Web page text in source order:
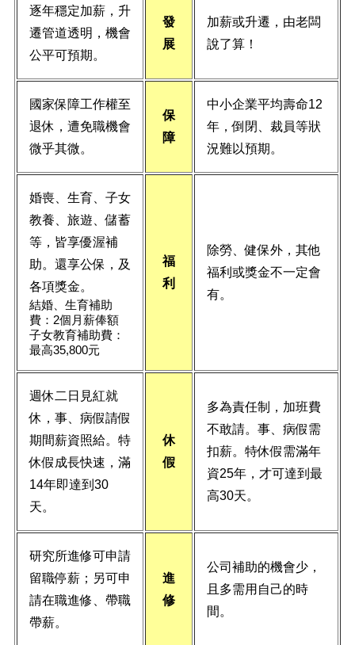
逐年穩定加薪，升
遷管道透明，機會
公平可預期。
發
展
加薪或升遷，由老闆
說了算！
國家保障工作權至
退休，遭免職機會
微乎其微。
保
障
中小企業平均壽命12
年，倒閉、裁員等狀
況難以預期。
婚喪、生育、子女
教養、旅遊、儲蓄
等，皆享優渥補
助。還享公保，及
各項獎金。
結婚、生育補助
費：2個月薪俸額
子女教育補助費：
最高35,800元
福
利
除勞、健保外，其他
福利或獎金不一定會
有。
週休二日見紅就
休，事、病假請假
期間薪資照給。特
休假成長快速，滿
14年即達到30
天。
休
假
多為責任制，加班費
不敢請。事、病假需
扣薪。特休假需滿年
資25年，才可達到最
高30天。
研究所進修可申請
留職停薪；另可申
請在職進修、帶職
帶薪。
進
修
公司補助的機會少，
且多需用自己的時
間。